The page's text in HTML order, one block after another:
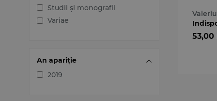
Dreptul mediului
Dreptul muncii și securității
Dreptul proprietății
intelectuale
Dreptul Uniunii Europene
Studii și monografii
Variae
An apariție
2019
53,00